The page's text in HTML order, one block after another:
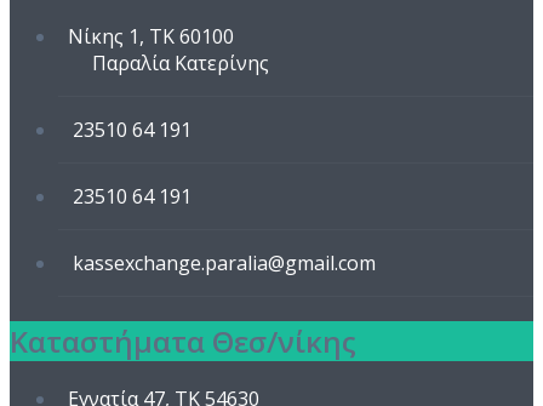
Νίκης 1, TK 60100
Παραλία Κατερίνης
23510 64 191
23510 64 191
kassexchange.paralia@gmail.com
Καταστήματα Θεσ/νίκης
Εγνατία 47, TK 54630